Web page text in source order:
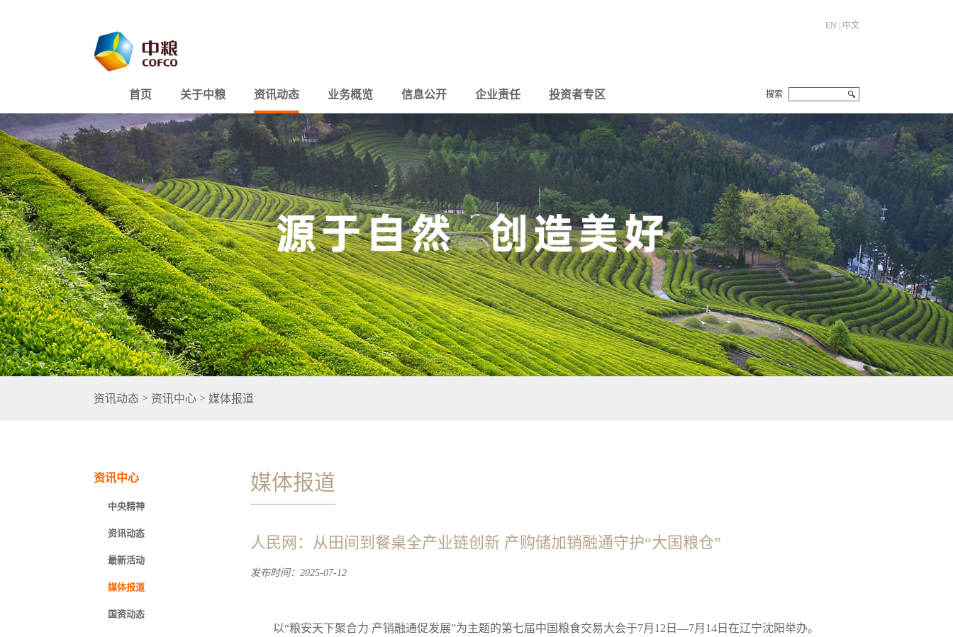
EN 中文
首页 关于中粮 资讯动态 业务概览 信息公开 企业责任 投资者专区 搜索
资讯动态 > 资讯中心 > 媒体报道
资讯中心
中央精神
资讯动态
最新活动
媒体报道
国资动态
媒体报道
人民网：从田间到餐桌全产业链创新 产购储加销融通守护“大国粮仓”
发布时间：2025-07-12
以“粮安天下聚合力 产销融通促发展”为主题的第七届中国粮食交易大会于7月12日—7月14日在辽宁沈阳举办。